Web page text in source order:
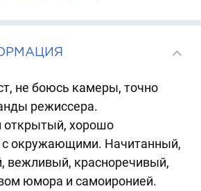
не боюсь камеры, точно
режиссера.
хорошо
окружающими. Начитанный,
вежливый, красноречивый,
юмора и самоиронией.